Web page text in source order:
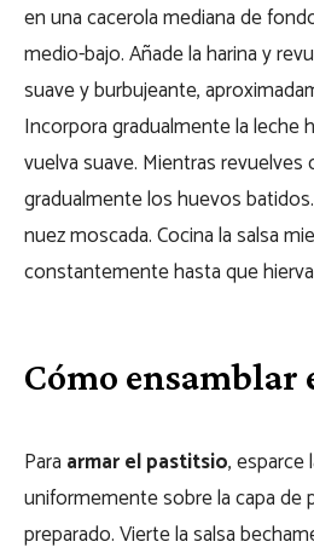
en una cacerola mediana de
medio-bajo. Añade la harina y
suave y burbujeante,
Incorpora gradualmente la leche
vuelva suave. Mientras
gradualmente los huevos
nuez moscada. Cocina la salsa
constantemente hasta que
Cómo
Para armar el pastitsio, esparce
uniformemente sobre la capa de
preparado. Vierte la salsa